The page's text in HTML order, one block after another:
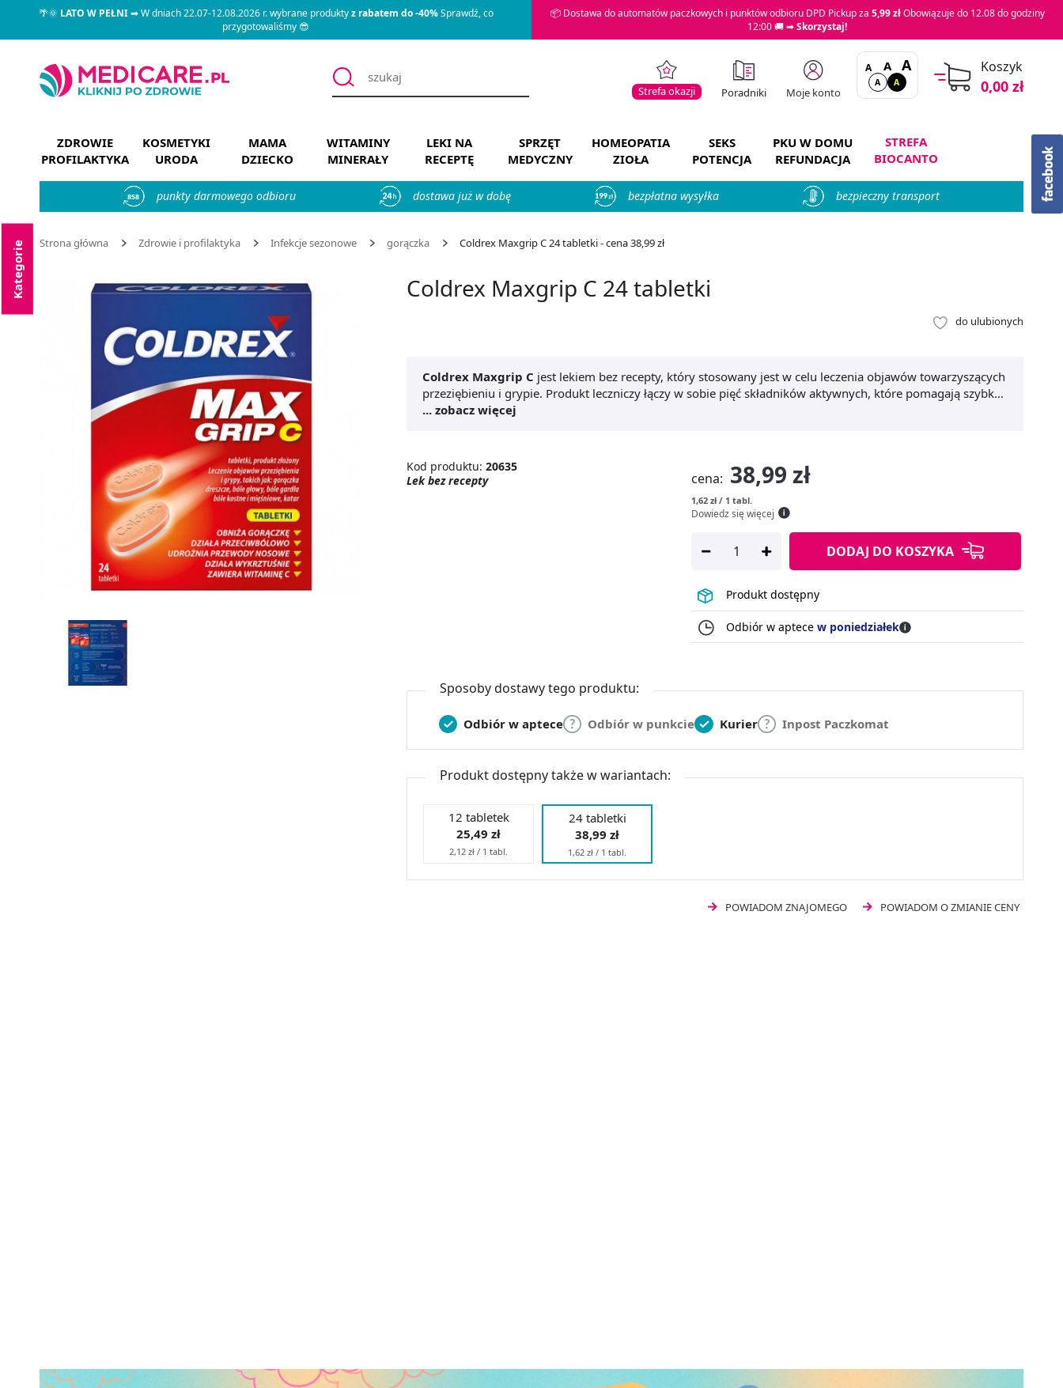
🌴🌞LATO W PEŁNI➡ W dniach 22.07-12.08.2026 r. wybrane produktyz rabatem do -40%Sprawdź, co
przygotowaliśmy 😎
📦 Dostawa do automatów paczkowych i punktów odbioru DPD Pickup za 5,99 złObowiązuje do 12.08 do godziny
12:00 🚚 ➡Skorzystaj!
Strefa okazji Poradniki Moje konto
A A A
A A
Koszyk
0,00 zł
ZDROWIE
PROFILAKTYKA
KOSMETYKI
URODA
MAMA
DZIECKO
WITAMINY
MINERAŁY
LEKI NA
RECEPTĘ
SPRZĘT
MEDYCZNY
HOMEOPATIA
ZIOŁA
SEKS
POTENCJA
PKU W DOMU
REFUNDACJA
STREFA
BIOCANTO
858 punkty darmowego odbioru dostawa już w dobę bezpłatna wysyłka bezpieczny transport
Strona główna Zdrowie i profilaktyka Infekcje sezonowe gorączka Coldrex Maxgrip C 24 tabletki - cena 38,99 zł
Kategorie Coldrex Maxgrip C 24 tabletki
do ulubionych
Coldrex Maxgrip C jest lekiem bez recepty, który stosowany jest w celu leczenia objawów towarzyszących
przeziębieniu i grypie. Produkt leczniczy łączy w sobie pięć składników aktywnych, które pomagają szybko
uporać się z infekcją.
... zobacz więcej
Kod produktu: 20635
Lek bez recepty
cena: 38,99 zł
1,62 zł / 1 tabl.
Dowiedz się więcej
DODAJ DO KOSZYKA
Produkt dostępny
Odbiór w aptece w poniedziałek
Sposoby dostawy tego produktu:
Odbiór w aptece Odbiór w punkcie Kurier Inpost Paczkomat
Produkt dostępny także w wariantach:
12 tabletek
25,49 zł
2,12 zł / 1 tabl.
24 tabletki
38,99 zł
1,62 zł / 1 tabl.
POWIADOM ZNAJOMEGO POWIADOM O ZMIANIE CENY